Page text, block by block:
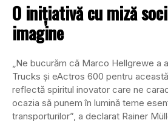
O inițiativă cu miză
imagine
„Ne bucurăm că Marco Hellgrewe a
Trucks și eActros 600 pentru
reflectă spiritul inovator care ne
ocazia să punem în lumină teme
transporturilor”, a declarat Rainer